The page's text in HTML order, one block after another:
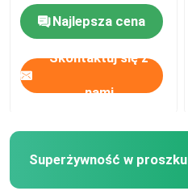
pomarańczy
Najlepsza cena
Skontaktuj się z
nami
Superżywność w proszku